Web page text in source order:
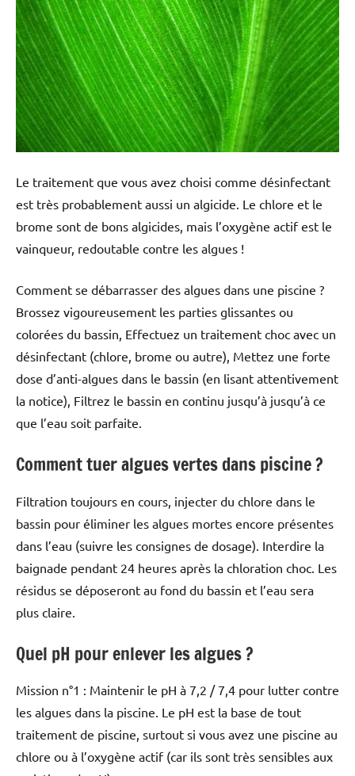
Le traitement que vous avez choisi comme désinfectant
est très probablement aussi un algicide. Le chlore et le
brome sont de bons algicides, mais l’oxygène actif est le
vainqueur, redoutable contre les algues !
Comment se débarrasser des algues dans une piscine ?
Brossez vigoureusement les parties glissantes ou
colorées du bassin, Effectuez un traitement choc avec un
désinfectant (chlore, brome ou autre), Mettez une forte
dose d’anti-algues dans le bassin (en lisant attentivement
la notice), Filtrez le bassin en continu jusqu’à jusqu’à ce
que l’eau soit parfaite.
Comment tuer algues vertes dans piscine ?
Filtration toujours en cours, injecter du chlore dans le
bassin pour éliminer les algues mortes encore présentes
dans l’eau (suivre les consignes de dosage). Interdire la
baignade pendant 24 heures après la chloration choc. Les
résidus se déposeront au fond du bassin et l’eau sera
plus claire.
Quel pH pour enlever les algues ?
Mission n°1 : Maintenir le pH à 7,2 / 7,4 pour lutter contre
les algues dans la piscine. Le pH est la base de tout
traitement de piscine, surtout si vous avez une piscine au
chlore ou à l’oxygène actif (car ils sont très sensibles aux